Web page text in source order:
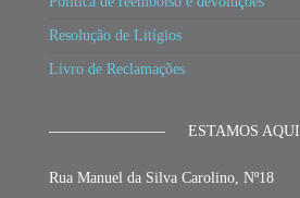
Resolução de Litígios
Livro de Reclamações
ESTAMOS AQUI
Rua Manuel da Silva Carolino, Nº18